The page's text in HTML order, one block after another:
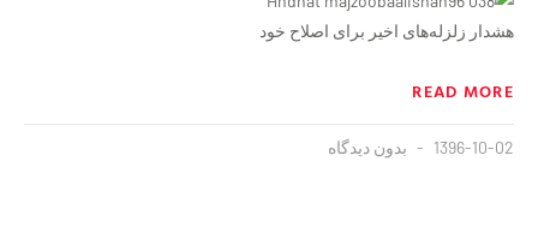
هشدار زلزله‌های اخیر برای اصلاح خود
READ MORE
1396-10-02 بدون دیدگاه